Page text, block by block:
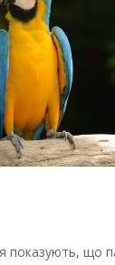
показують, що